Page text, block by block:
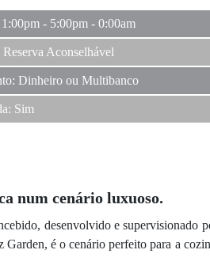
- 5:00pm - 0:00am
Reserva Aconselhável
Dinheiro ou Multibanco
Sim
num cenário luxuoso.
desenvolvido e supervisionado
é o cenário perfeito para a